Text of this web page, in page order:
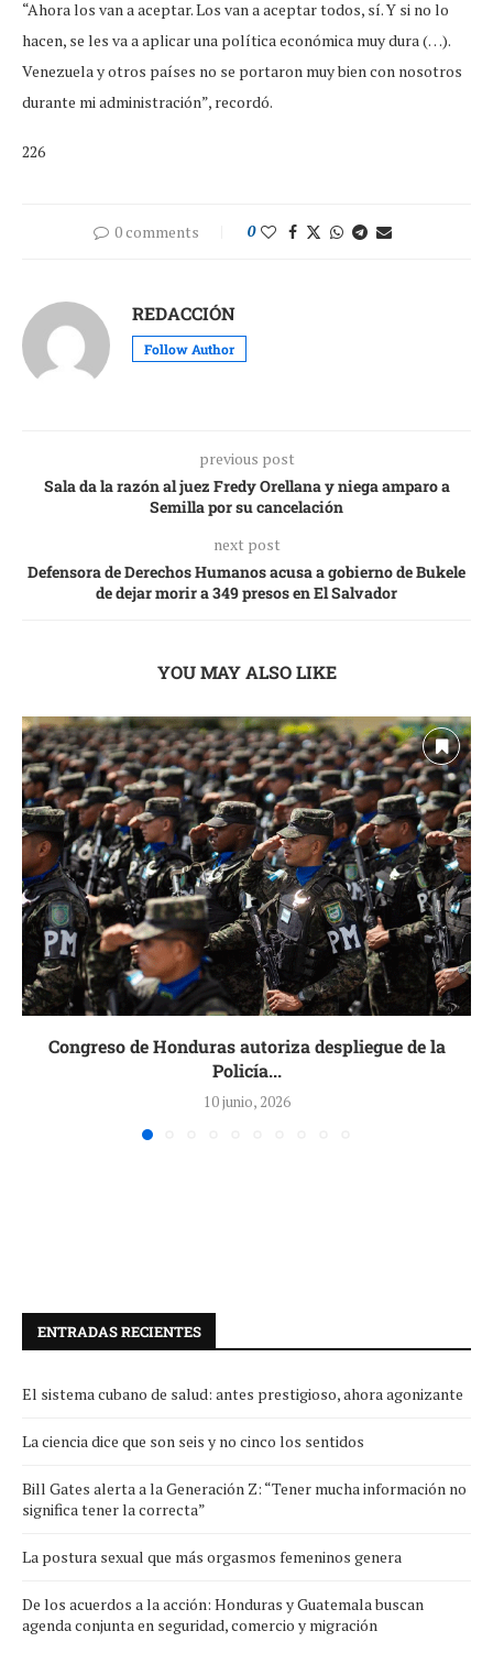
“Ahora los van a aceptar. Los van a aceptar todos, sí. Y si no lo
hacen, se les va a aplicar una política económica muy dura (…).
Venezuela y otros países no se portaron muy bien con nosotros
durante mi administración”, recordó.
226
0 comments 0
REDACCIÓN
Follow Author
previous post
Sala da la razón al juez Fredy Orellana y niega amparo a
Semilla por su cancelación
next post
Defensora de Derechos Humanos acusa a gobierno de Bukele
de dejar morir a 349 presos en El Salvador
YOU MAY ALSO LIKE
Congreso de Honduras autoriza despliegue de la
Policía...
10 junio, 2026
ENTRADAS RECIENTES
El sistema cubano de salud: antes prestigioso, ahora agonizante
La ciencia dice que son seis y no cinco los sentidos
Bill Gates alerta a la Generación Z: “Tener mucha información no
significa tener la correcta”
La postura sexual que más orgasmos femeninos genera
De los acuerdos a la acción: Honduras y Guatemala buscan
agenda conjunta en seguridad, comercio y migración